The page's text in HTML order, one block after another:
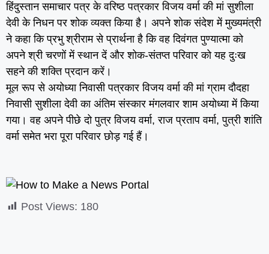
हिंदुस्तान समाचार पत्र के वरिष्ठ पत्रकार विजय वर्मा की मां सुशीला
देवी के निधन पर शोक व्यक्त किया है। अपने शोक संदेश में मुख्यमंत्री
ने कहा कि प्रभु श्रीराम से प्रार्थना है कि वह दिवंगत पुण्यात्मा को
अपने श्री चरणों में स्थान दें और शोक-संतप्त परिवार को यह दुःख
सहने की शक्ति प्रदान करें।
मूल रूप से अयोध्या निवासी पत्रकार विजय वर्मा की मां ग्राम दौदहा
निवासी सुशीला देवी का अंतिम संस्कार मंगलवार शाम अयोध्या में किया
गया। वह अपने पीछे दो पुत्र विजय वर्मा, राज प्रताप वर्मा, पुत्री शांति
वर्मा समेत भरा पूरा परिवार छोड़ गई हैं।
Post Views: 180